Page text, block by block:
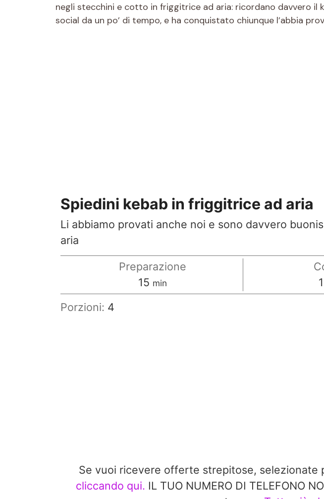
negli stecchini e cotto in friggitrice ad aria: ricordano davvero il
social da un po’ di tempo, e ha conquistato chiunque l’abbia
Spiedini kebab in friggitrice ad aria
Li abbiamo provati anche noi e sono davvero
aria
Preparazione
15 minuti
min
Porzioni: 4
Se vuoi ricevere offerte strepitose, selezionate
cliccando qui. IL TUO NUMERO DI TELEFONO